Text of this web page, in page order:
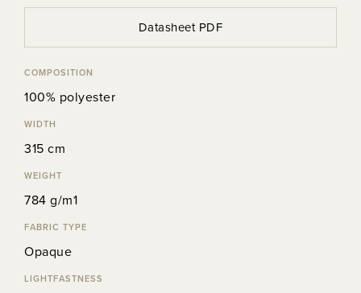
Datasheet PDF
COMPOSITION
100% polyester
WIDTH
315 cm
WEIGHT
784 g/m1
FABRIC TYPE
Opaque
LIGHTFASTNESS